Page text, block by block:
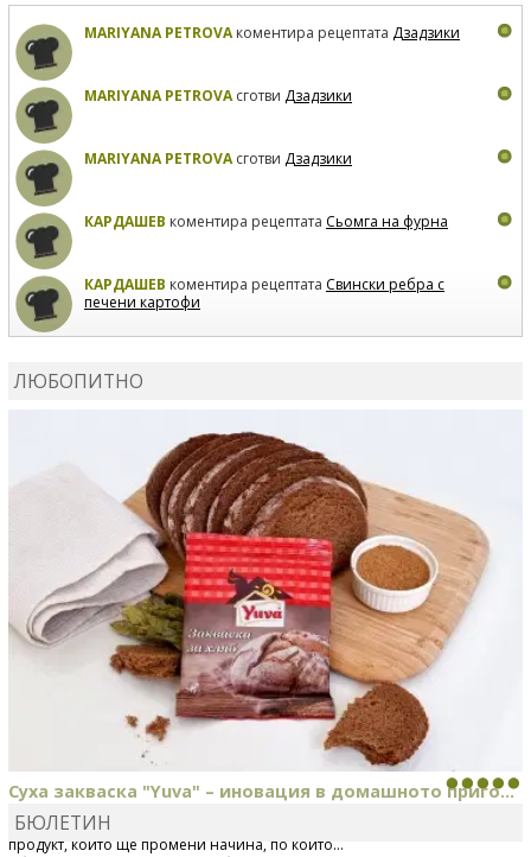
MARIYANA PETROVAкоментира рецептата Дзадзики
MARIYANA PETROVAсготви Дзадзики
MARIYANA PETROVAсготви Дзадзики
КАРДАШЕВ коментира рецептата Сьомга на фурна
КАРДАШЕВ коментира рецептата Свински ребра с
печени картофи
ЛЮБОПИТНО
Суха закваска "Yuva" – иновация в домашното приго...
Отскоро Лесафр България стартира предлагането на изцяло нов
продукт, който ще промени начина, по който...
БЮЛЕТИН